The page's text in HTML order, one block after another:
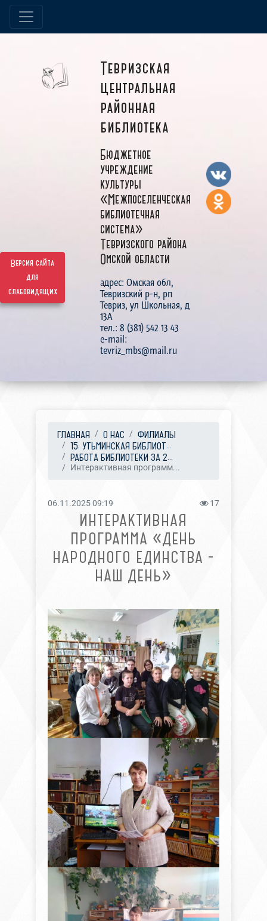
Версия сайта
для
слабовидящих
Тевризская
центральная
районная
библиотека
Бюджетное
учреждение
культуры
«Межпоселенческая
библиотечная
система»
Тевризского района
Омской области
адрес: Омская обл,
Тевризский р-н, рп
Тевриз, ул Школьная, д
13А
тел.: 8 (381) 542 13 43
e-mail:
tevriz_mbs@mail.ru
ГЛАВНАЯ О НАС
ФИЛИАЛЫ
15. УТЬМИНСКАЯ БИБЛИОТ...
РАБОТА БИБЛИОТЕКИ ЗА 2...
Интерактивная программ...
06.11.2025 09:19 17
ИНТЕРАКТИВНАЯ
ПРОГРАММА «ДЕНЬ
НАРОДНОГО ЕДИНСТВА -
НАШ ДЕНЬ»